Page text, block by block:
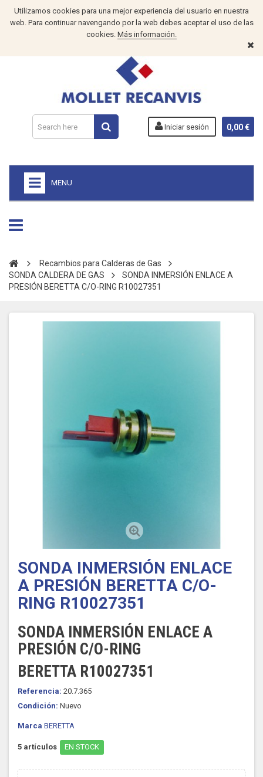
Utilizamos cookies para una mejor experiencia del usuario en nuestra
web. Para continuar navengando por la web debes aceptar el uso de las
cookies. Más información.
0,00 €
Iniciar sesión
MENU
Recambios para Calderas de Gas
SONDA CALDERA DE GAS
SONDA INMERSIÓN ENLACE A
PRESIÓN BERETTA C/O-RING R10027351
SONDA INMERSIÓN ENLACE
A PRESIÓN BERETTA C/O-
RING R10027351
SONDA INMERSIÓN ENLACE A
PRESIÓN C/O-RING
BERETTA R10027351
Referencia: 20.7.365
Condición: Nuevo
Marca BERETTA
5 artículos EN STOCK